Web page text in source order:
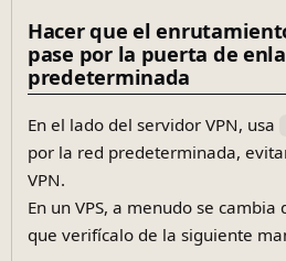
Hacer que el
pase por la puerta de
predeterminada
En el lado del servidor VPN, usa
por la red predeterminada,
VPN.
En un VPS, a menudo se cambia
que verifícalo de la siguiente